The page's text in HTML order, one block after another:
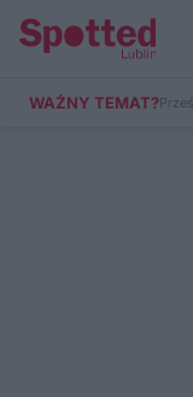
WAŻNY TEMAT?